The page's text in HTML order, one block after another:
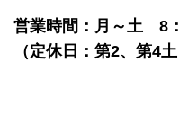
営業時間：月～土 8
（定休日：第2、第4